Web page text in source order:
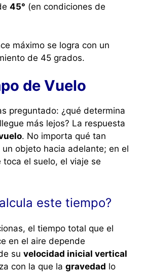
45° (en condiciones de
máximo se logra con un
de 45 grados.
de Vuelo
preguntado: ¿qué determina
más lejos? La respuesta
. No importa qué tan
objeto hacia adelante; en el
toca el suelo, el viaje se
este tiempo?
el tiempo total que el
en el aire depende
su velocidad inicial vertical
con la que la gravedad lo